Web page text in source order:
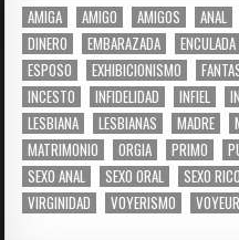
AMIGA AMIGO AMIGOS ANAL
DINERO
EMBARAZADA ENCULADA
ESPOSO
EXHIBICIONISMO
INCESTO
INFIDELIDAD INFIEL
LESBIANA
LESBIANAS MADRE
MATRIMONIO
ORGIA PRIMO
SEXO ANAL
SEXO ORAL SEXO RICO
VIRGINIDAD
VOYERISMO VOYEUR